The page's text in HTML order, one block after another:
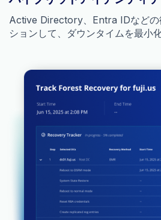
Active Directory、Entra IDなどの
ションして、ダウンタイムを最小化